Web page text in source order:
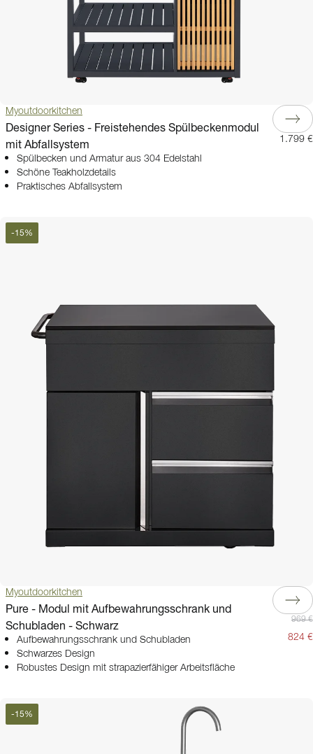
Myoutdoorkitchen
Designer Series - Freistehendes Spülbeckenmodul
mit Abfallsystem
Spülbecken und Armatur aus 304 Edelstahl
Schöne Teakholzdetails
Praktisches Abfallsystem
1.799 €
-15%
Myoutdoorkitchen
Pure - Modul mit Aufbewahrungsschrank und
Schubladen - Schwarz
Aufbewahrungsschrank und Schubladen
Schwarzes Design
Robustes Design mit strapazierfähiger Arbeitsfläche
969 €
824 €
-15%